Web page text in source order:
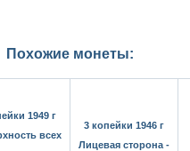
Похожие монеты:
1949 г
всех
3 копейки 1946 г
Лицевая сторона -